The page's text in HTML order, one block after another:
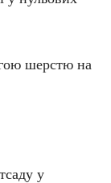
шерстю на
у